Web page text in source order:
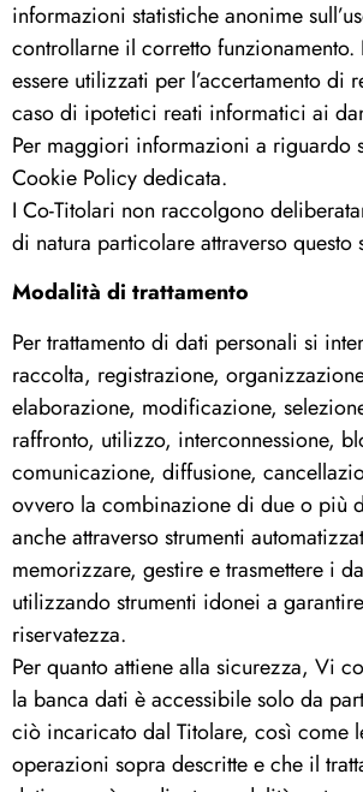
informazioni statistiche anonime
controllarne il corretto
essere utilizzati per l’accertamento di
caso di ipotetici reati informatici ai
Per maggiori informazioni a riguardo
Cookie Policy dedicata.
I Co-Titolari non raccolgono
di natura particolare attraverso questo
Modalità di trattamento
Per trattamento di dati personali si
raccolta, registrazione,
elaborazione, modificazione,
raffronto, utilizzo, interconnessione,
comunicazione, diffusione,
ovvero la combinazione di due o più
anche attraverso strumenti
memorizzare, gestire e trasmettere i
utilizzando strumenti idonei a
riservatezza.
Per quanto attiene alla sicurezza, Vi
la banca dati è accessibile solo da
ciò incaricato dal Titolare, così come
operazioni sopra descritte e che il